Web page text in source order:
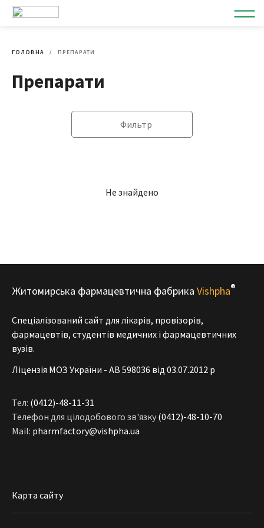
ГОЛОВНА ПРЕПАРАТИ
Препарати
Фильтр
Не знайдено
Житомирська фармацевтична фабрика Vishpha®
Спеціалізований сайт для лікарів, провізорів,
фармацевтів, студентів медичних і фармацевтичних
вузів.
Ліцензія МОЗ України - АВ 598036 від 03.07.2012 р
Тел: (0412)-48-11-31
Телефон для цілодобового зв'язку (0412)-48-10-70
Mail: pharmfactory@vishpha.ua
Карта сайту